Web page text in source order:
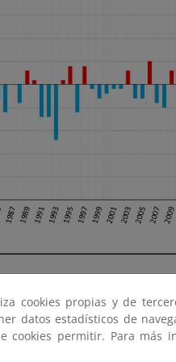
en la España peninsular
en la mayor parte del
península el carácter fue
cookies propias y de
datos estadísticos de
permitir. Para más